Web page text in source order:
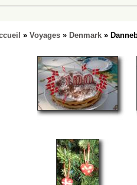
» Voyages » Denmark »